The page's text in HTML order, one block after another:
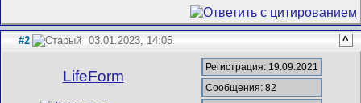
#2 03.01.2023, 14:05 ^
LifeForm
Регистрация: 19.09.2021
Сообщения: 82